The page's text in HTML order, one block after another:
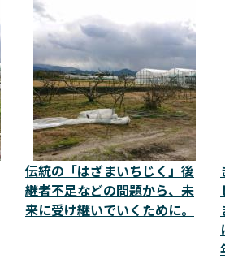
伝統の「はざまいちじく」後
継者不足などの問題から、未
来に受け継いでいくために。